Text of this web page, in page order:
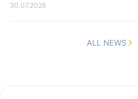
30.07.2026
ALL NEWS